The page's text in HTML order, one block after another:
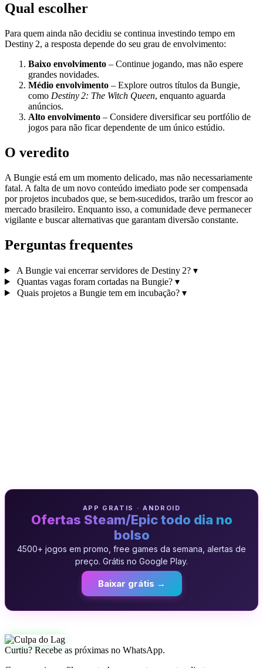
Qual escolher
Para quem ainda não decidiu se continua investindo tempo em
Destiny 2, a resposta depende do seu grau de envolvimento:
Baixo envolvimento – Continue jogando, mas não espere
grandes novidades.
Médio envolvimento – Explore outros títulos da Bungie,
como Destiny 2: The Witch Queen, enquanto aguarda
anúncios.
Alto envolvimento – Considere diversificar seu portfólio de
jogos para não ficar dependente de um único estúdio.
O veredito
A Bungie está em um momento delicado, mas não necessariamente
fatal. A falta de um novo conteúdo imediato pode ser compensada
por projetos incubados que, se bem-sucedidos, trarão um frescor ao
mercado brasileiro. Enquanto isso, a comunidade deve permanecer
vigilante e buscar alternativas que garantam diversão constante.
Perguntas frequentes
A Bungie vai encerrar servidores de Destiny 2? ▾
Quantas vagas foram cortadas na Bungie? ▾
Quais projetos a Bungie tem em incubação? ▾
APP GRATIS · ANDROID
Ofertas Steam/Epic todo dia no
bolso
4500+ jogos em promo, free games da semana, alertas de
preço. Grátis no Google Play.
Baixar grátis →
Curtiu? Recebe as próximas no WhatsApp.